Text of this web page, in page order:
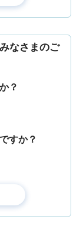
なさまのご
？
すか？